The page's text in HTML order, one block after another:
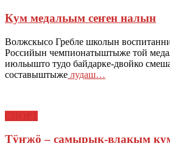
Кум медальым сеҥен налын
Волжскысо Гребле школын
Российын чемпионатыштыже той
июльышто тудо байдарке-двойко
составыштыже лудаш…
Тӱҥжӧ – самырык-влакым